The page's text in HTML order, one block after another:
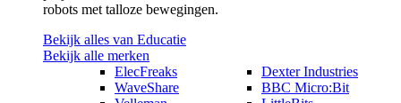
robots met talloze bewegingen.
Bekijk alles van Educatie
Bekijk alle merken
ElecFreaks
WaveShare
Dexter Industries
BBC Micro:Bit